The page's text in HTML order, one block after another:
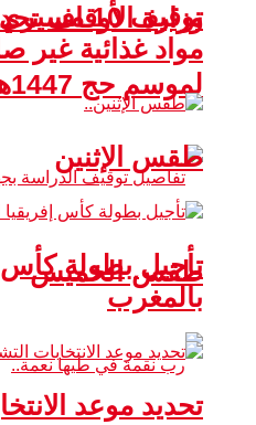
لموسم حج 1447هـ
طقس الخميس
توقيف 10
مواد غذائية غير
طقس الإثنين
تأجيل بطولة كأس
بالمغرب
تحديد موعد